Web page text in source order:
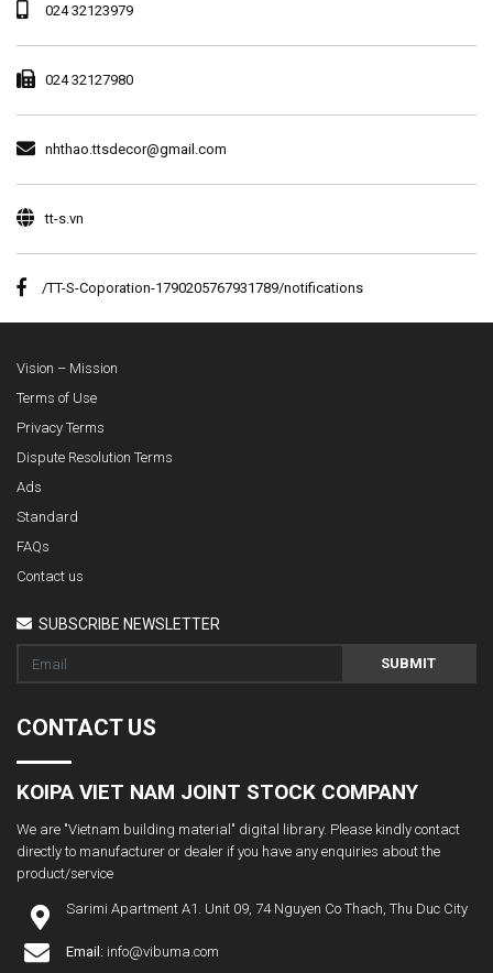
024 32123979
024 32127980
nhthao.ttsdecor@gmail.com
tt-s.vn
/TT-S-Coporation-1790205767931789/notifications
Vision – Mission
Terms of Use
Privacy Terms
Dispute Resolution Terms
Ads
Standard
FAQs
Contact us
SUBSCRIBE NEWSLETTER
SUBMIT
CONTACT US
KOIPA VIET NAM JOINT STOCK COMPANY
We are "Vietnam building material" digital library. Please kindly contact
directly to manufacturer or dealer if you have any enquiries about the
product/service
Sarimi Apartment A1. Unit 09, 74 Nguyen Co Thach, Thu Duc City
Email: info@vibuma.com